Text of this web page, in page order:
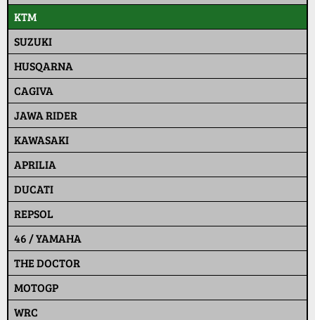
KTM
SUZUKI
HUSQARNA
CAGIVA
JAWA RIDER
KAWASAKI
APRILIA
DUCATI
REPSOL
46 / YAMAHA
THE DOCTOR
MOTOGP
WRC